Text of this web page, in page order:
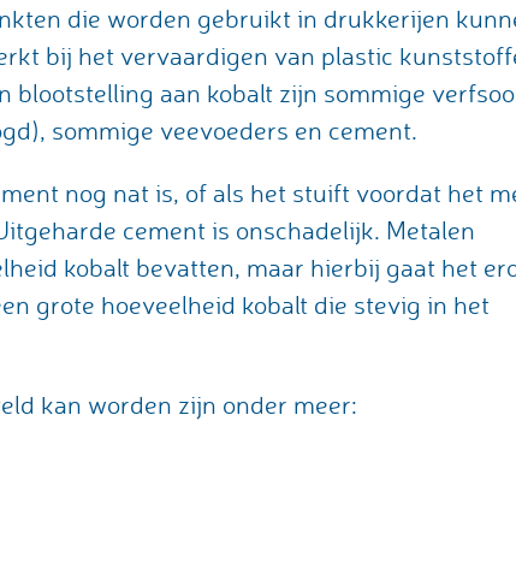
die worden gebruikt in drukkerijen
bij het vervaardigen van plastic
blootstelling aan kobalt zijn sommige
sommige veevoeders en cement.
nog nat is, of als het stuift voordat het
cement is onschadelijk. Metalen
kobalt bevatten, maar hierbij gaat het
grote hoeveelheid kobalt die stevig in het
kan worden zijn onder meer: